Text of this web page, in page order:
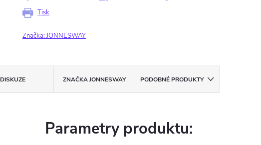
Tisk
Značka:JONNESWAY
DISKUZE ZNAČKAJONNESWAY PODOBNÉ PRODUKTY
Parametry produktu: